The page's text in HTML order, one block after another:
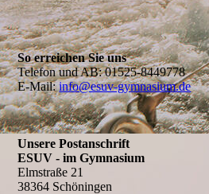
So erreichen Sie uns
Telefon und AB: 01525-8449778
E-Mail:info@esuv-gymnasium.de
Unsere Postanschrift
ESUV - im Gymnasium
Elmstraße 21
38364 Schöningen